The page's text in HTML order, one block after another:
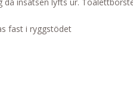
fast i ryggstödet